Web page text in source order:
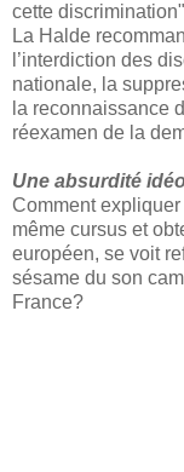
cette
La Halde
l’interdiction des
nationale, la
la reconnaissance
réexamen de la
Une absurdité
Comment
même cursus et
européen, se voit
sésame du son
France?